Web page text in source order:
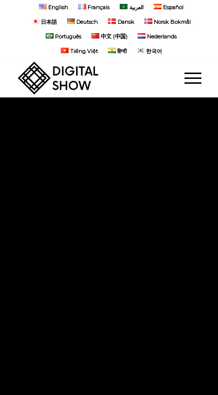
English Français العربية Español
日本語 Deutsch Dansk Norsk Bokmål
Português 中文 (中国) Nederlands
Tiếng Việt हिन्दी 한국어